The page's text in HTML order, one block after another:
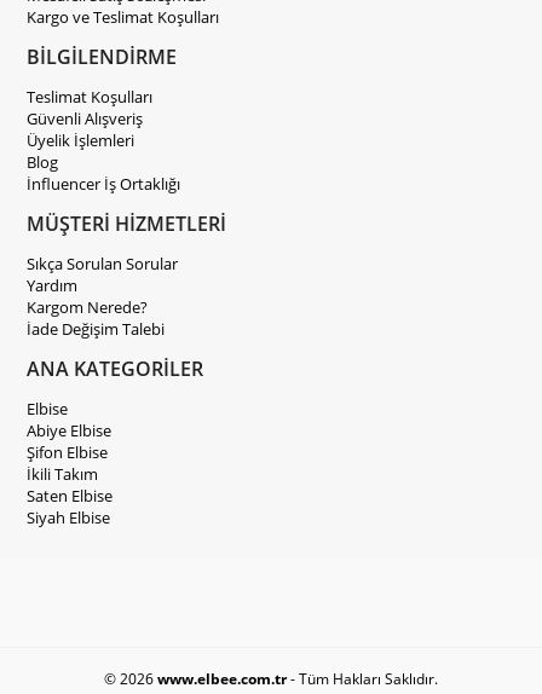
Kargo ve Teslimat Koşulları
BİLGİLENDİRME
Teslimat Koşulları
Güvenli Alışveriş
Üyelik İşlemleri
Blog
İnfluencer İş Ortaklığı
MÜŞTERİ HİZMETLERİ
Sıkça Sorulan Sorular
Yardım
Kargom Nerede?
İade Değişim Talebi
ANA KATEGORİLER
Elbise
Abiye Elbise
Şifon Elbise
İkili Takım
Saten Elbise
Siyah Elbise
© 2026www.elbee.com.tr- Tüm Hakları Saklıdır.